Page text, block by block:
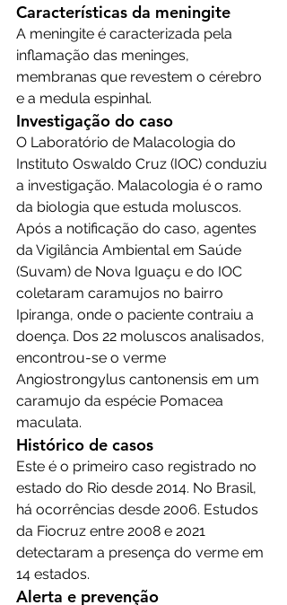
Características da meningite
A meningite é caracterizada pela
inflamação das meninges,
membranas que revestem o cérebro
e a medula espinhal.
Investigação do caso
O Laboratório de Malacologia do
Instituto Oswaldo Cruz (IOC) conduziu
a investigação. Malacologia é o ramo
da biologia que estuda moluscos.
Após a notificação do caso, agentes
da Vigilância Ambiental em Saúde
(Suvam) de Nova Iguaçu e do IOC
coletaram caramujos no bairro
Ipiranga, onde o paciente contraiu a
doença. Dos 22 moluscos analisados,
encontrou-se o verme
Angiostrongylus cantonensis em um
caramujo da espécie Pomacea
maculata.
Histórico de casos
Este é o primeiro caso registrado no
estado do Rio desde 2014. No Brasil,
há ocorrências desde 2006. Estudos
da Fiocruz entre 2008 e 2021
detectaram a presença do verme em
14 estados.
Alerta e prevenção